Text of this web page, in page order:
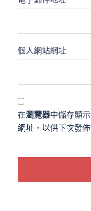
個人網站網址
在瀏覽器中儲存顯
網址，以供下次發